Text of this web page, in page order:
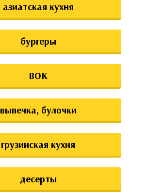
азиатская кухня
бургеры
ВОК
выпечка, булочки
грузинская кухня
десерты